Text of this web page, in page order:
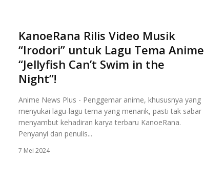
KanoeRana Rilis Video Musik
“Irodori” untuk Lagu Tema Anime
“Jellyfish Can’t Swim in the
Night”!
Anime News Plus - Penggemar anime, khususnya yang
menyukai lagu-lagu tema yang menarik, pasti tak sabar
menyambut kehadiran karya terbaru KanoeRana.
Penyanyi dan penulis...
7 Mei 2024